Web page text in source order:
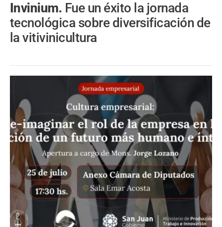
Invinium. Fue un éxito la jornada
tecnológica sobre diversificación de
la vitivinicultura